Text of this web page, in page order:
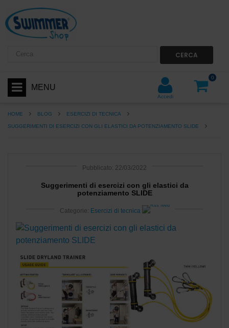
CERCA
MENU
0
Accedi
HOME BLOG ESERCIZI DI TECNICA
SUGGERIMENTI DI ESERCIZI CON GLI ELASTICI DA POTENZIAMENTO SLIDE
Pubblicato: 22/03/2022
Suggerimenti di esercizi con gli elastici da
potenziamento SLIDE
Categorie: Esercizi di tecnica